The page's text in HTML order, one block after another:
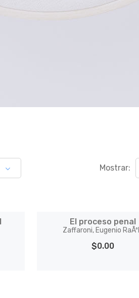
Mostrar:
El proceso penal
Zaffaroni, Eugenio RaÃºl |
$0.00